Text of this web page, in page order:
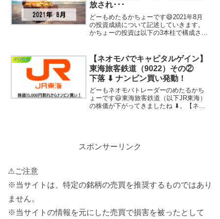
放され･･･
どーもめたるかちょーです😄2021年8月
の投資成績について記述していきます。
かちょーの投資は以下の3本柱で構成され
リーについて、8月の投資成績を公開して
いきたいと思...
IPO投資
【ネオモバでキャピタルゲイン】
東海旅客鉄道（9022）その②
下落 ⬇ ナンピン買い発動！
どーもネオモバトレーダーのめたるかち
ょーです😃東海旅客鉄道（以下JR東海）
の株価が下がってきましたね ⬇。【ネオ
スポンサーリンク
⚠ご注意
※当サイトは、特定の銘柄の売買を推奨するものではあり
ません。
※当サイトの情報を元にした売買で損害を被ったとして